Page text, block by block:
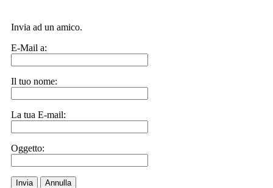
Invia ad un amico.
E-Mail a:
Il tuo nome:
La tua E-mail:
Oggetto:
Invia Annulla